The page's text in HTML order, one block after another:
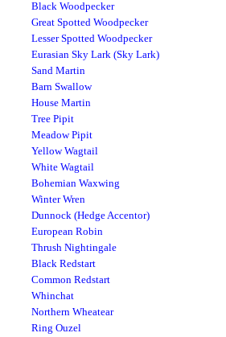
Black Woodpecker
Great Spotted Woodpecker
Lesser Spotted Woodpecker
Eurasian Sky Lark (Sky Lark)
Sand Martin
Barn Swallow
House Martin
Tree Pipit
Meadow Pipit
Yellow Wagtail
White Wagtail
Bohemian Waxwing
Winter Wren
Dunnock (Hedge Accentor)
European Robin
Thrush Nightingale
Black Redstart
Common Redstart
Whinchat
Northern Wheatear
Ring Ouzel